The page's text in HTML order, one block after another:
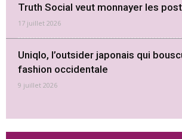
Truth Social veut monnayer les
17 juillet 2026
Uniqlo, l’outsider japonais qui
fashion occidentale
9 juillet 2026